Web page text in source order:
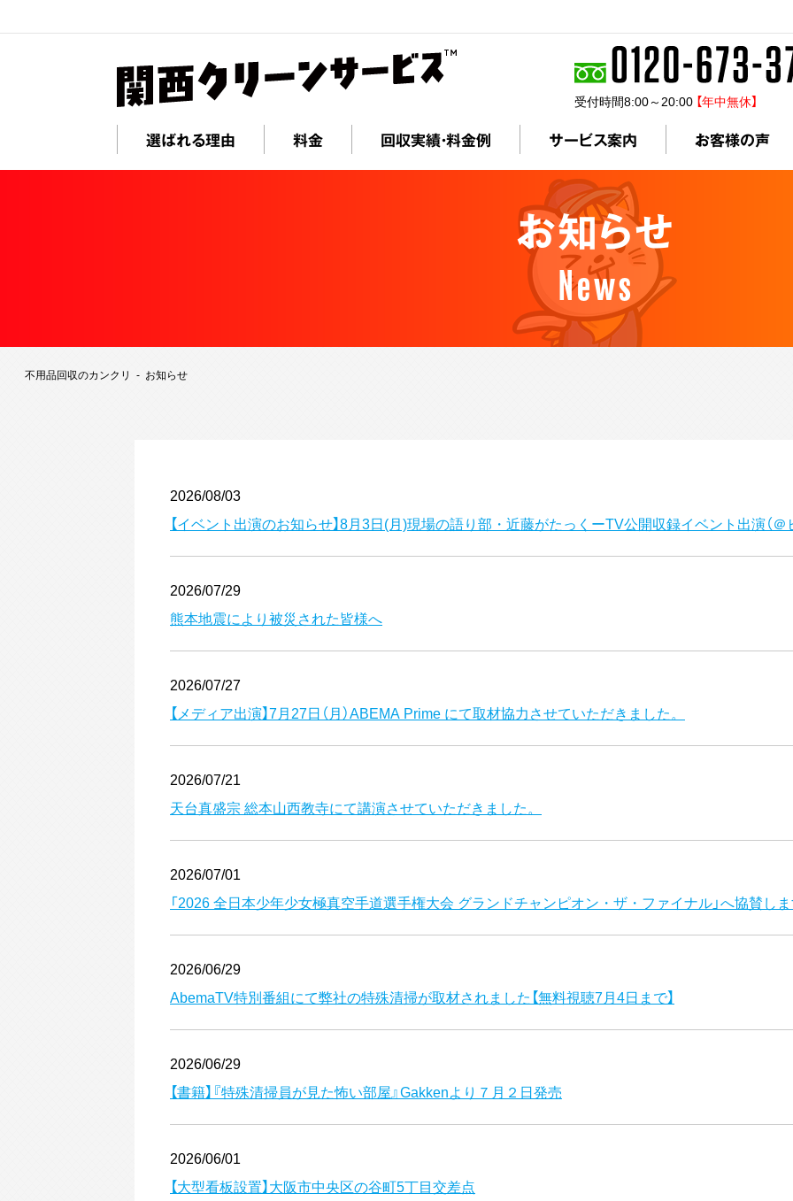
受付時間8:00～20:00 【年中無休】
選ばれる理由 料金 回収実績・料金例 サービス案内 お客様の声
お知らせ
News
不用品回収のカンクリ お知らせ
2026/08/03
【イベント出演のお知らせ】8月3日(月)現場の語り部・近藤がたっくーTV公開収録イベント出演（
2026/07/29
熊本地震により被災された皆様へ
2026/07/27
【メディア出演】7月27日（月）ABEMA Prime にて取材協力させていただきました。
2026/07/21
天台真盛宗 総本山西教寺にて講演させていただきました。
2026/07/01
「2026 全日本少年少女極真空手道選手権大会 グランドチャンピオン・ザ・ファイナル」へ協賛し
2026/06/29
AbemaTV特別番組にて弊社の特殊清掃が取材されました【無料視聴7月4日まで】
2026/06/29
【書籍】『特殊清掃員が見た怖い部屋』Gakkenより７月２日発売
2026/06/01
【大型看板設置】大阪市中央区の谷町5丁目交差点